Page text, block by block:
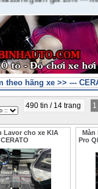
theo hãng xe >> ---
490 tin / 14 trang 1
Lavor cho xe KIA
CERATO
Màn
Pro